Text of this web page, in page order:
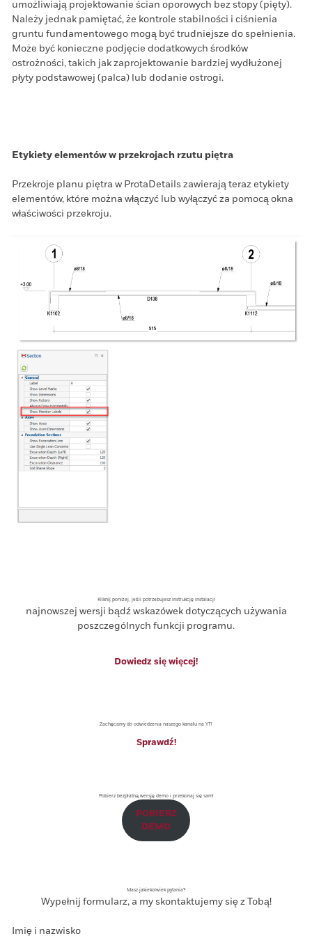
umożliwiają projektowanie ścian oporowych bez stopy (pięty).
Należy jednak pamiętać, że kontrole stabilności i ciśnienia
gruntu fundamentowego mogą być trudniejsze do spełnienia.
Może być konieczne podjęcie dodatkowych środków
ostrożności, takich jak zaprojektowanie bardziej wydłużonej
płyty podstawowej (palca) lub dodanie ostrogi.
Etykiety elementów w przekrojach rzutu piętra
Przekroje planu piętra w ProtaDetails zawierają teraz etykiety
elementów, które można włączyć lub wyłączyć za pomocą okna
właściwości przekroju.
Kliknij poniżej, jeśli potrzebujesz instrukcję instalacji
najnowszej wersji bądź wskazówek dotyczących używania
poszczególnych funkcji programu.
Dowiedz się więcej!
Zachęcamy do odwiedzenia naszego kanału na YT!
Sprawdź!
Pobierz bezpłatną wersję demo i przekonaj się sam!
POBIERZ
DEMO
Masz jakiekolwiek pytania?
Wypełnij formularz, a my skontaktujemy się z Tobą!
Imię i nazwisko